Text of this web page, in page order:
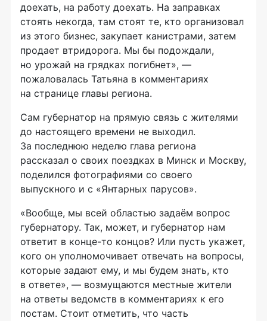
доехать, на работу доехать. На заправках
стоять некогда, там стоят те, кто организовал
из этого бизнес, закупает канистрами, затем
продает втридорога. Мы бы подождали,
но урожай на грядках погибнет», —
пожаловалась Татьяна в комментариях
на странице главы региона.
Сам губернатор на прямую связь с жителями
до настоящего времени не выходил.
За последнюю неделю глава региона
рассказал о своих поездках в Минск и Москву,
поделился фотографиями со своего
выпускного и с «Янтарных парусов».
«Вообще, мы всей областью задаём вопрос
губернатору. Так, может, и губернатор нам
ответит в конце-то концов? Или пусть укажет,
кого он уполномочивает отвечать на вопросы,
которые задают ему, и мы будем знать, кто
в ответе», — возмущаются местные жители
на ответы ведомств в комментариях к его
постам. Стоит отметить, что часть